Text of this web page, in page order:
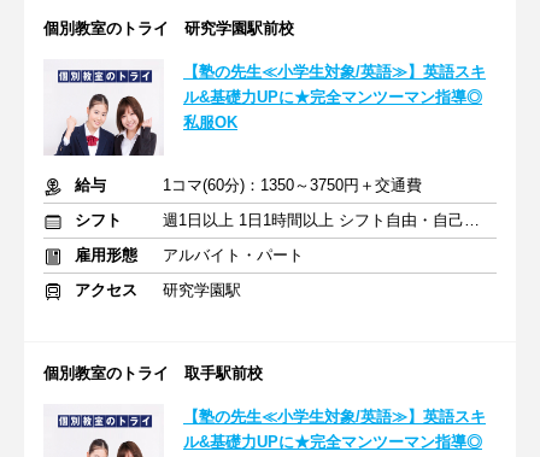
個別教室のトライ 研究学園駅前校
【塾の先生≪小学生対象/英語≫】英語スキ
ル&基礎力UPに★完全マンツーマン指導◎
私服OK
給与
1コマ(60分)：1350～3750円＋交通費
シフト
週1日以上 1日1時間以上 シフト自由・自己申告
雇用形態
アルバイト・パート
アクセス
研究学園駅
個別教室のトライ 取手駅前校
【塾の先生≪小学生対象/英語≫】英語スキ
ル&基礎力UPに★完全マンツーマン指導◎